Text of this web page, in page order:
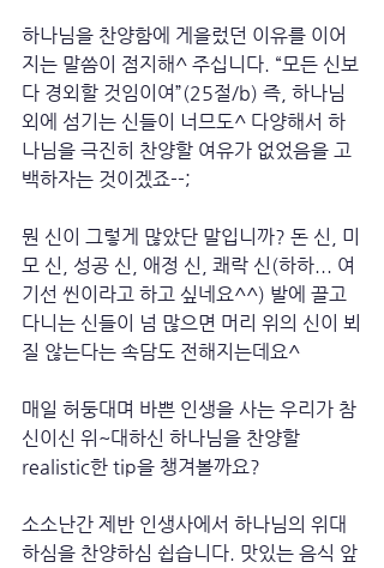
하나님을 찬양함에 게을렀던 이유를 이어
지는 말씀이 점지해^ 주십니다. “모든 신보
다 경외할 것임이여”(25절/b) 즉, 하나님
외에 섬기는 신들이 너므도^ 다양해서 하
나님을 극진히 찬양할 여유가 없었음을 고
백하자는 것이겠죠--;
뭔 신이 그렇게 많았단 말입니까? 돈 신, 미
모 신, 성공 신, 애정 신, 쾌락 신(하하... 여
기선 씬이라고 하고 싶네요^^) 발에 끌고
다니는 신들이 넘 많으면 머리 위의 신이 뵈
질 않는다는 속담도 전해지는데요^
매일 허둥대며 바쁜 인생을 사는 우리가 참
신이신 위~대하신 하나님을 찬양할
realistic한 tip을 챙겨볼까요?
소소난간 제반 인생사에서 하나님의 위대
하심을 찬양하심 쉽습니다. 맛있는 음식 앞